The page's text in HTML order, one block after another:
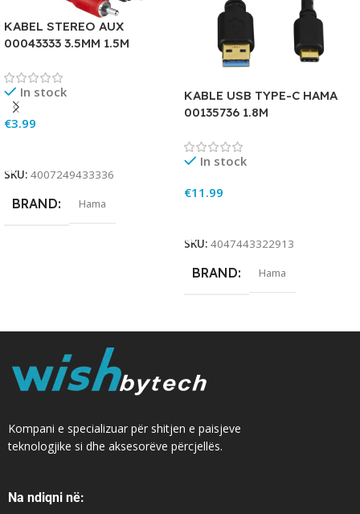
KABEL STEREO AUX
00043333 3.5MM 1.5M
In stock
€3.99
SKU: 4007249433336
BRAND Hama
KABLE USB TYPE-C HAMA
00135736 1.8M
In stock
€11.99
SKU: 4047443322913
BRAND Hama
Kompani e specializuar për shitjen e paisjeve
teknologjike si dhe aksesorëve përcjellës.
Na ndiqni në: